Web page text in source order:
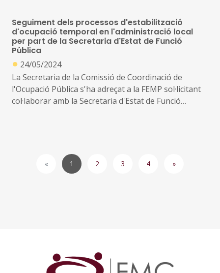
Seguiment dels processos d'estabilització
d'ocupació temporal en l'administració local
per part de la Secretaria d'Estat de Funció
Pública
● 24/05/2024
La Secretaria de la Comissió de Coordinació de
l'Ocupació Pública s'ha adreçat a la FEMP sol·licitant
col·laborar amb la Secretaria d'Estat de Funció
1